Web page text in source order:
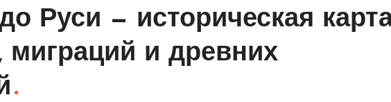
Руси — историческая
миграций и древних